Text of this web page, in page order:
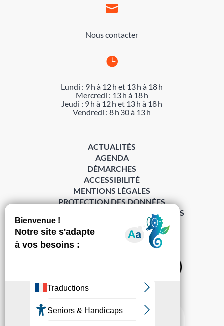

Nous contacter

Lundi : 9 h à 12 h et 13 h à 18 h
Mercredi : 13 h à 18 h
Jeudi : 9 h à 12 h et 13 h à 18 h
Vendredi : 8 h 30 à 13 h
S’abonner à la Gazette ›
ACTUALITÉS
AGENDA
DÉMARCHES
ACCESSIBILITÉ
MENTIONS LÉGALES
PROTECTION DES DONNÉES
POLITIQUE DE GESTION DES COOKIES